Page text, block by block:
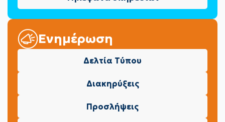
Ενημέρωση
Δελτία Τύπου
Διακηρύξεις
Προσλήψεις